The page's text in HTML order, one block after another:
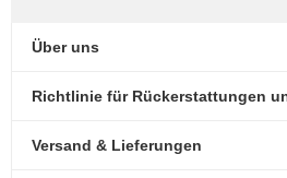
Über uns
Richtlinie für Rückerstattungen
Versand & Lieferungen